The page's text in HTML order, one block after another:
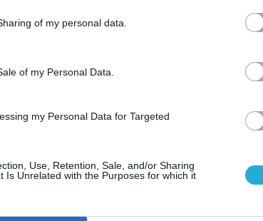
of my personal data.
of my Personal Data.
my Personal Data for Targeted
Use, Retention, Sale, and/or Sharing
Is Unrelated with the Purposes for which it